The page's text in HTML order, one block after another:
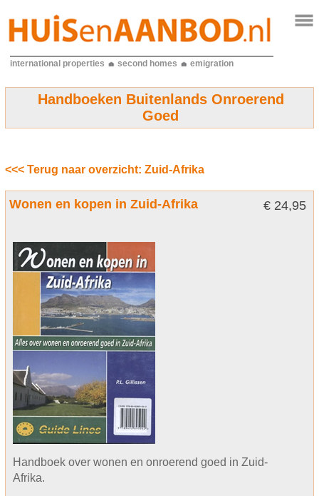
international properties second homes emigration
Handboeken Buitenlands Onroerend
Goed
<<< Terug naar overzicht: Zuid-Afrika
€ 24,95
Wonen en kopen in Zuid-Afrika
Handboek over wonen en onroerend goed in Zuid-
Afrika.